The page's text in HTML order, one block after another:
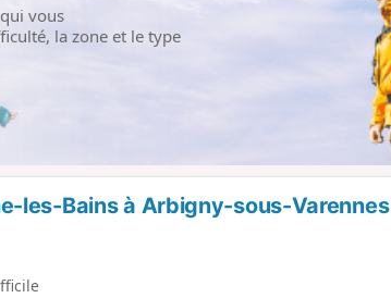
vous
la zone et le type
les-Bains à Arbigny-sous-Varennes